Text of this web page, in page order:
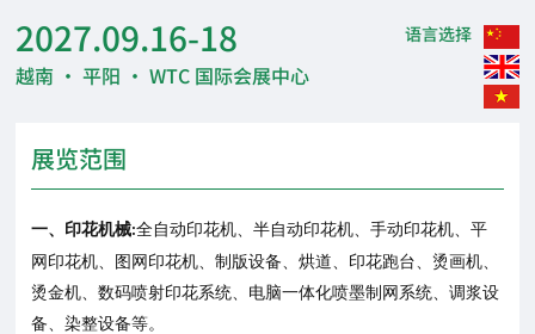
2027.09.16-18
越南 · 平阳 · WTC 国际会展中心
语言选择
展览范围
一、印花机械:全自动印花机、半自动印花机、手动印花机、平
网印花机、图网印花机、制版设备、烘道、印花跑台、烫画机、
烫金机、数码喷射印花系统、电脑一体化喷墨制网系统、调浆设
备、染整设备等。